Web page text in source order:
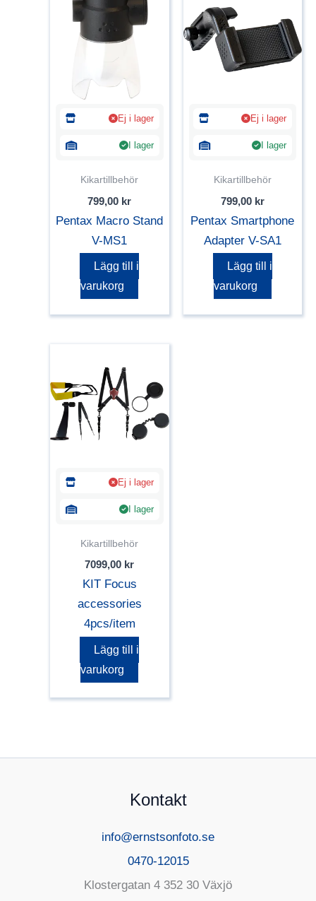
Ej i lager
I lager
Kikartillbehör
799,00 kr
Pentax Macro Stand
V-MS1
Lägg till i
varukorg
Ej i lager
I lager
Kikartillbehör
799,00 kr
Pentax Smartphone
Adapter V-SA1
Lägg till i
varukorg
Ej i lager
I lager
Kikartillbehör
7099,00 kr
KIT Focus
accessories
4pcs/item
Lägg till i
varukorg
Kontakt
info@ernstsonfoto.se
0470-12015
Klostergatan 4 352 30 Växjö